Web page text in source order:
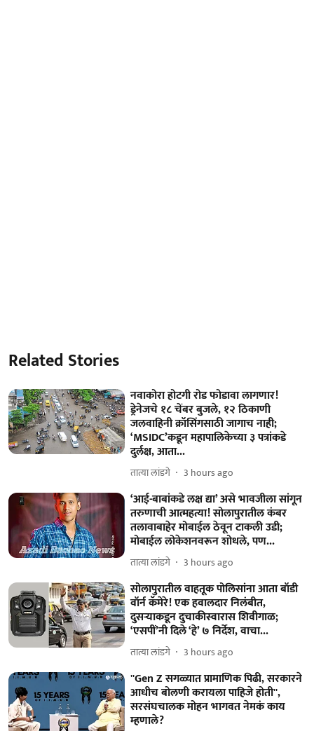
Related Stories
नवाकोरा होटगी रोड फोडावा लागणार!
ड्रेनेजचे १८ चेंबर बुजले, १२ ठिकाणी
जलवाहिनी क्रॉसिंगसाठी जागाच नाही;
‘MSIDC’कडून महापालिकेच्या ३ पत्रांकडे
दुर्लक्ष, आता...
तात्या लांडगे 3 hours ago
‘आई-बाबांकडे लक्ष द्या’ असे भावजीला सांगून
तरुणाची आत्महत्या! सोलापुरातील कंबर
तलावाबाहेर मोबाईल ठेवून टाकली उडी;
मोबाईल लोकेशनवरून शोधले, पण...
तात्या लांडगे 3 hours ago
सोलापुरातील वाहतूक पोलिसांना आता बॉडी
वॉर्न कॅमेरे! एक हवालदार निलंबीत,
दुसऱ्याकडून दुचाकीस्वारास शिवीगाळ;
‘एसपीं’नी दिले ‘हे’ ७ निर्देश, वाचा...
तात्या लांडगे 3 hours ago
''Gen Z सगळ्यात प्रामाणिक पिढी, सरकारने
आधीच बोलणी करायला पाहिजे होती'',
सरसंघचालक मोहन भागवत नेमकं काय
म्हणाले?